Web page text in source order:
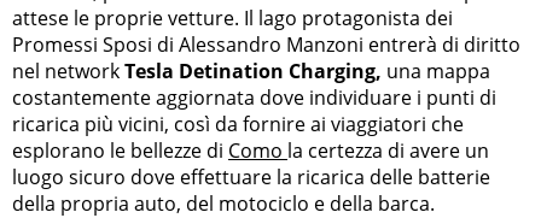
attese le proprie vetture. Il lago protagonista dei
Promessi Sposi di Alessandro Manzoni entrerà di diritto
nel networkTesla Detination Charging, una mappa
costantemente aggiornata dove individuare i punti di
ricarica più vicini, così da fornire ai viaggiatori che
esplorano le bellezze di Como la certezza di avere un
luogo sicuro dove effettuare la ricarica delle batterie
della propria auto, del motociclo e della barca.